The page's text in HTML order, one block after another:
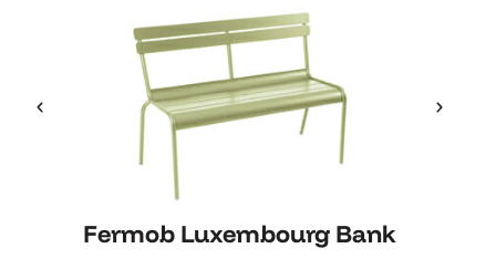
Fermob Luxembourg Bank
Fermob Luxembourg Bank